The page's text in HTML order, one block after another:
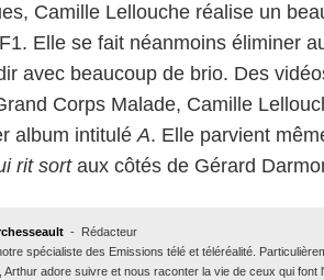
Camille Lellouche réalise un
Elle se fait néanmoins éliminer
avec beaucoup de brio. Des
Corps Malade, Camille
album intituléA. Elle parvient
rit sortaux côtés de Gérard
-
Rédacteur
spécialiste des Emissions télé et téléréalité.
Arthur adore suivre et nous raconter la vie de ceux qui font